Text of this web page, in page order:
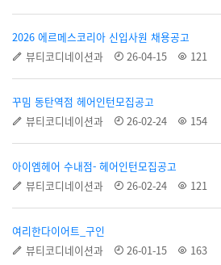
2026 에르메스코리아 신입사원 채용공고
뷰티코디네이션과
26-04-15 121
꾸밈 동탄역점 헤어인턴모집공고
뷰티코디네이션과
26-02-24 154
아이엠헤어 수내점- 헤어인턴모집공고
뷰티코디네이션과
26-02-24 121
여리한다이어트_구인
뷰티코디네이션과
26-01-15 163